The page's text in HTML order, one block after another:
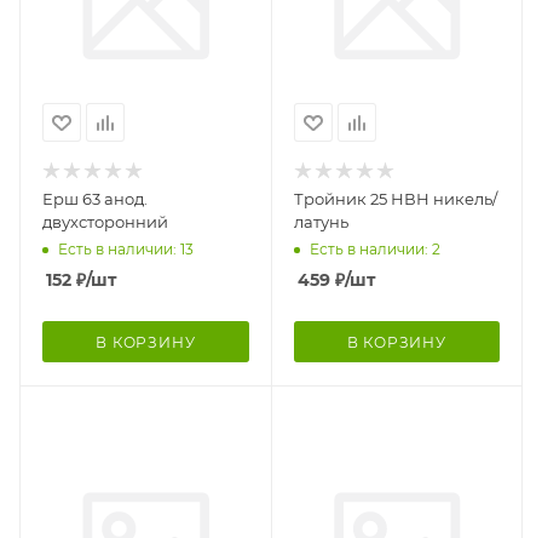
Ерш 63 анод.
двухсторонний
Есть в наличии: 13
152 ₽/шт
В КОРЗИНУ
Тройник 25 НВН никель/
латунь
Есть в наличии: 2
459₽/шт
В КОРЗИНУ